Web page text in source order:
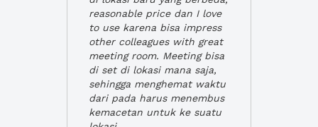
reasonable price dan I love
to use karena bisa impress
other colleagues with great
meeting room. Meeting bisa
di set di lokasi mana saja,
sehingga menghemat waktu
dari pada harus menembus
kemacetan untuk ke suatu